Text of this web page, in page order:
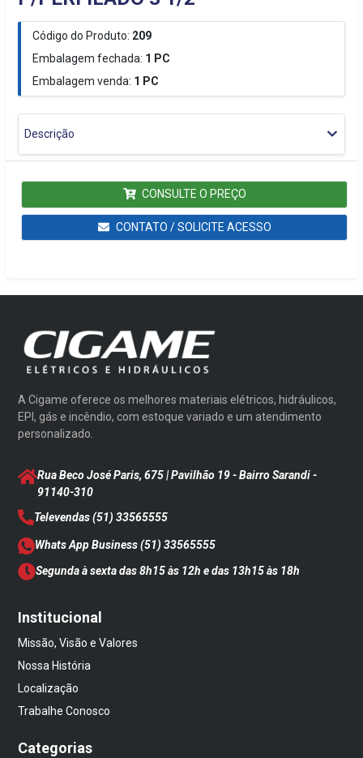
Código do Produto: 209
Embalagem fechada: 1 PC
Embalagem venda: 1 PC
Descrição
CONSULTE O PREÇO
CONTATO / SOLICITE ACESSO
A Cigame oferece os melhores materiais elétricos, hidráulicos,
EPI, gás e incêndio, com estoque variado e um atendimento
personalizado.
Rua Beco José Paris, 675 | Pavilhão 19 - Bairro Sarandi-
91140-310
Televendas(51) 33565555
Whats App Business(51) 33565555
Segunda à sexta das 8h15 às 12h e das 13h15 às 18h
Institucional
Missão, Visão e Valores
Nossa História
Localização
Trabalhe Conosco
Categorias